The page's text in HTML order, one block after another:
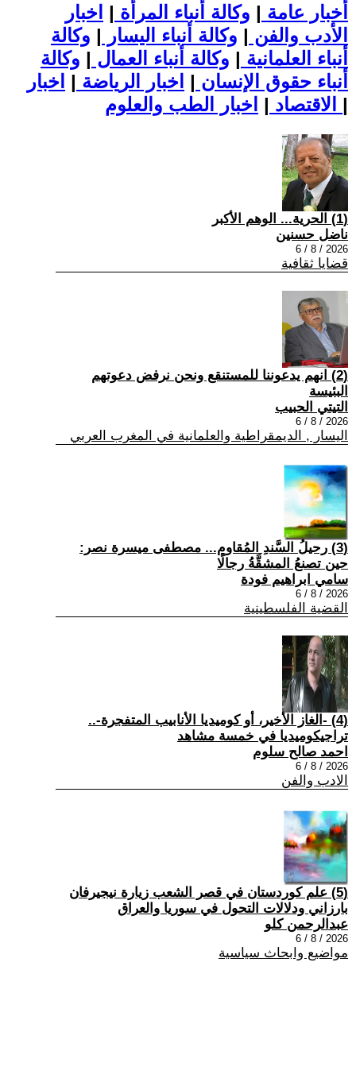
أخبار عامة | وكالة أنباء المرأة | اخبار
الأدب والفن | وكالة أنباء اليسار | وكالة
أنباء العلمانية | وكالة أنباء العمال | وكالة
أنباء حقوق الإنسان | اخبار الرياضة | اخبار
الاقتصاد | |
(1) الحرية... الوهم الأكبر
ناضل حسنين
2026 / 8 / 6
قضايا ثقافية
(2) انهم يدعوننا للمستنقع ونحن نرفض دعوتهم
البئيسة
التيتي الحبيب
2026 / 8 / 6
اليسار , الديمقراطية والعلمانية في المغرب العربي
(3) رحيلُ السَّندِ المُقاوم... مصطفى ميسرة نصر:
حين تصنعُ المشقَّةُ رجالًا
سامي ابراهيم فودة
2026 / 8 / 6
القضية الفلسطينية
(4) -الغاز الأخير، أو كوميديا الأنابيب المتفجرة-..
تراجيكوميديا في خمسة مشاهد
احمد صالح سلوم
2026 / 8 / 6
الادب والفن
(5) علم كوردستان في قصر الشعب زيارة نيجيرفان
بارزاني ودلالات التحول في سوريا والعراق
عبدالرحمن كلو
2026 / 8 / 6
مواضيع وابحاث سياسية